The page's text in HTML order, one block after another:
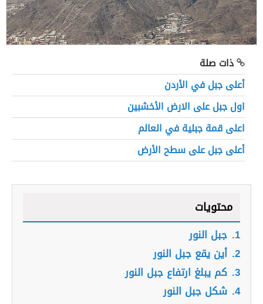
ذات صلة
أعلى جبل في الأردن
اول جبل على الارض الأخشبين
اعلى قمة جبلية في العالم
أعلى جبل على سطح الأرض
محتويات
1. جبل النور
2. أين يقع جبل النور
3. كم يبلغ ارتفاع جبل النور
4. شكل جبل النور